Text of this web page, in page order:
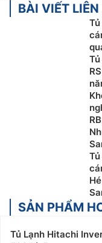
BÀI VIẾT
SẢN PHẨM
Tủ Lạnh Hitachi